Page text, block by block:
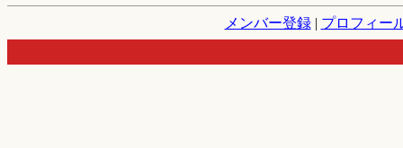
メンバー登録| プロフィー